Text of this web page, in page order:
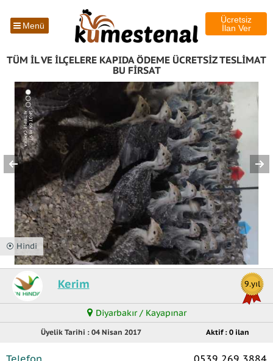
Menü
Ücretsiz
İlan Ver
TÜM İL VE İLÇELERE KAPIDA ÖDEME ÜCRETSİZ TESLİMAT
BU FİRSAT
⦿ Hindi
9.yıl
Kerim
Diyarbakır / Kayapınar
Üyelik Tarihi : 04 Nisan 2017 Aktif : 0 ilan
Telefon
0539 269 3884